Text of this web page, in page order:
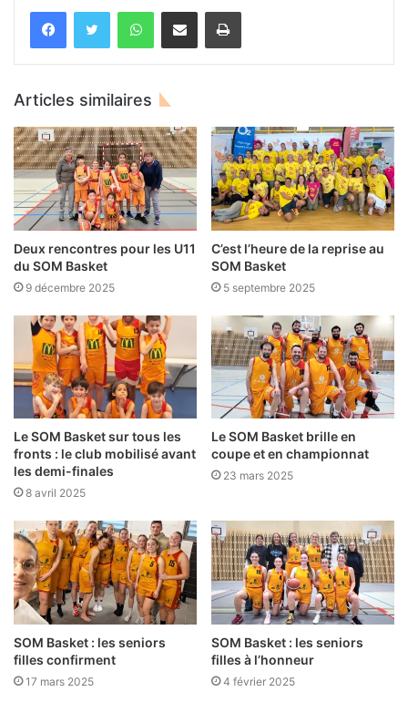
Articles similaires
Deux rencontres pour les U11
du SOM Basket
9 décembre 2025
C’est l’heure de la reprise au
SOM Basket
5 septembre 2025
Le SOM Basket sur tous les
fronts : le club mobilisé avant
les demi-finales
8 avril 2025
Le SOM Basket brille en
coupe et en championnat
23 mars 2025
SOM Basket : les seniors
filles confirment
17 mars 2025
SOM Basket : les seniors
filles à l’honneur
4 février 2025